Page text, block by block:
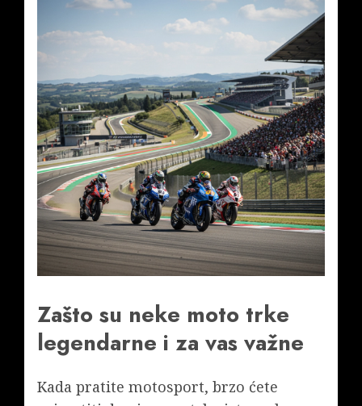
Zašto su neke moto trke
legendarne i za vas važne
Kada pratite motosport, brzo ćete